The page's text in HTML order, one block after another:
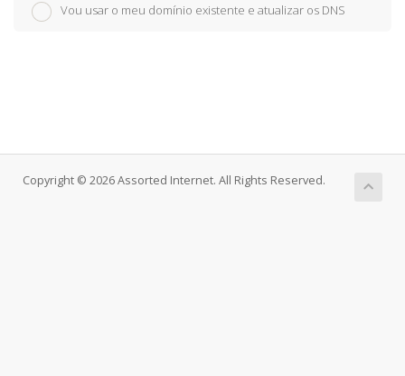
Vou usar o meu domínio existente e atualizar os DNS
Copyright © 2026 Assorted Internet. All Rights Reserved.